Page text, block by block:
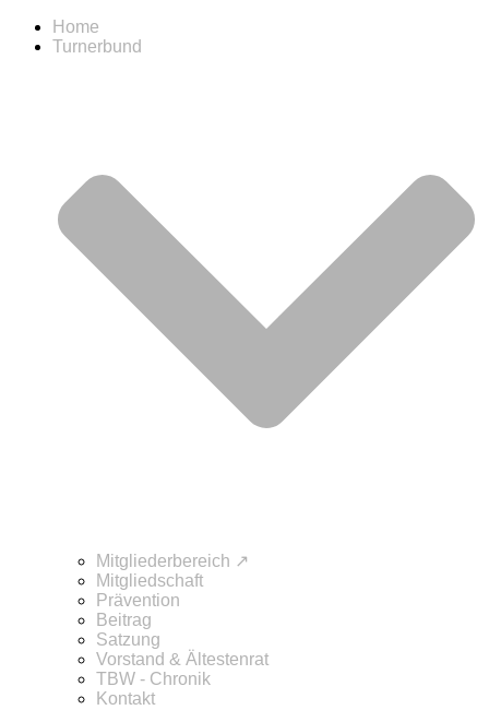
Home
Turnerbund
Mitgliederbereich ↗
Mitgliedschaft
Prävention
Beitrag
Satzung
Vorstand & Ältestenrat
TBW - Chronik
Kontakt